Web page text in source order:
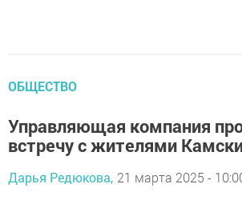
ОБЩЕСТВО
Управляющая компания
встречу с жителями
Дарья Редюкова, 21 марта 2025 -